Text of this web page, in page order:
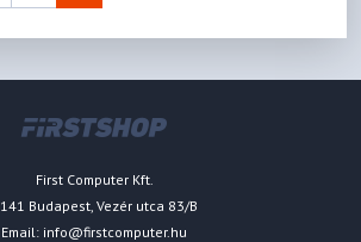
First Computer Kft.
Budapest, Vezér utca 83/B
Email: info@firstcomputer.hu